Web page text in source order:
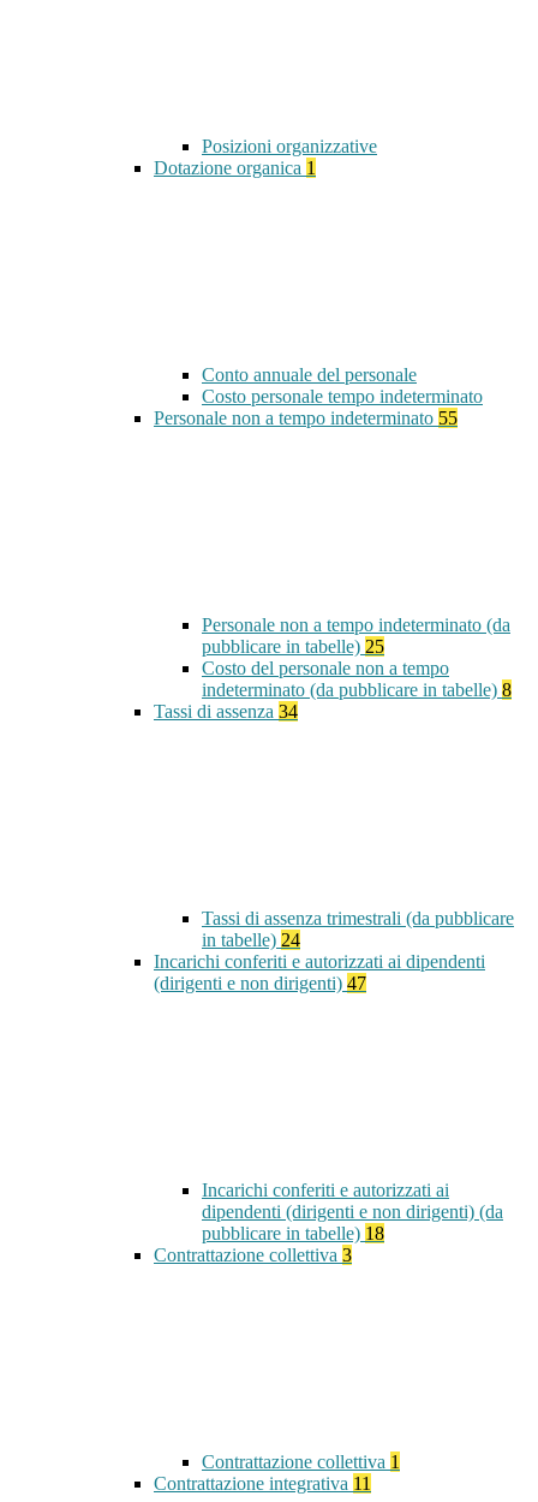
Posizioni organizzative
Dotazione organica 1
Conto annuale del personale
Costo personale tempo indeterminato
Personale non a tempo indeterminato 55
Personale non a tempo indeterminato (da
pubblicare in tabelle) 25
Costo del personale non a tempo
indeterminato (da pubblicare in tabelle) 8
Tassi di assenza 34
Tassi di assenza trimestrali (da pubblicare
in tabelle) 24
Incarichi conferiti e autorizzati ai dipendenti
(dirigenti e non dirigenti) 47
Incarichi conferiti e autorizzati ai
dipendenti (dirigenti e non dirigenti) (da
pubblicare in tabelle) 18
Contrattazione collettiva 3
Contrattazione collettiva 1
Contrattazione integrativa 11